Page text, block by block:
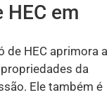
em
de HEC aprimora a
da
Ele também é